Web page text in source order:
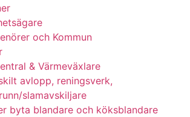
och Kommun
& Värmeväxlare
avlopp, reningsverk,
slamavskiljare
byta blandare och köksblandare